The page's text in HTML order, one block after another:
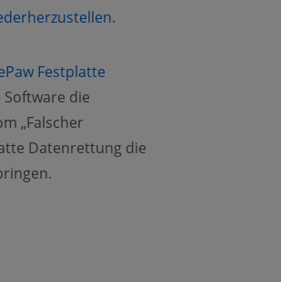
.
Festplatte
Software die
„Falscher
Datenrettung die